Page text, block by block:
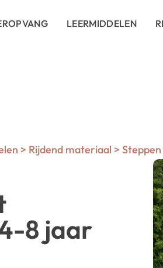
LEERMIDDELEN
> Rijdend materiaal > Steppen
8 jaar